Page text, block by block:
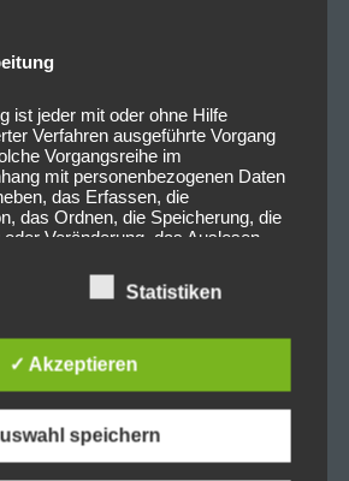
ist jeder mit oder ohne Hilfe
Verfahren ausgeführte Vorgang
Vorgangsreihe im
mit personenbezogenen Daten
das Erfassen, die
das Ordnen, die Speicherung, die
Veränderung, das Auslesen,
Verbreitung oder eine andere
den Abgleich oder die
der Verarbeitung
der Verarbeitung ist die
Statistiken
✓ Akzeptieren
speichern